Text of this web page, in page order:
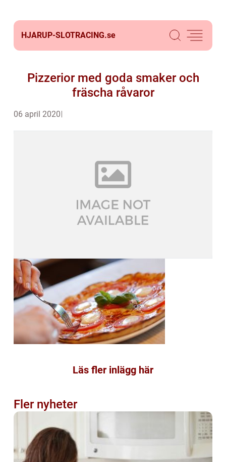
HJARUP-SLOTRACING.se
Pizzerior med goda smaker och
fräscha råvaror
06 april 2020
Läs fler inlägg här
Fler nyheter